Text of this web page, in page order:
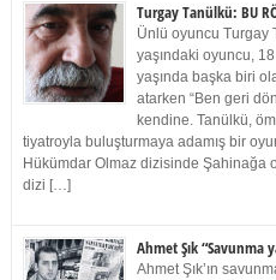
Turgay Tanülkü: BU
Ünlü oyuncu Turgay
yaşındaki oyuncu,
yaşında başka biri
atarken “Ben geri
kendine. Tanülkü,
tiyatroyla buluşturmaya adamış bir
Hükümdar Olmaz dizisinde Şahinağa
dizi […]
Ahmet Şık “Savunma
Ahmet Şık’ın